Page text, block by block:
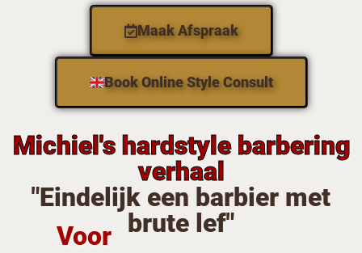
Maak Afspraak
Book Online Style Consult
Michiel's hardstyle barbering
verhaal
"Eindelijk een barbier met
brute lef"
Voor